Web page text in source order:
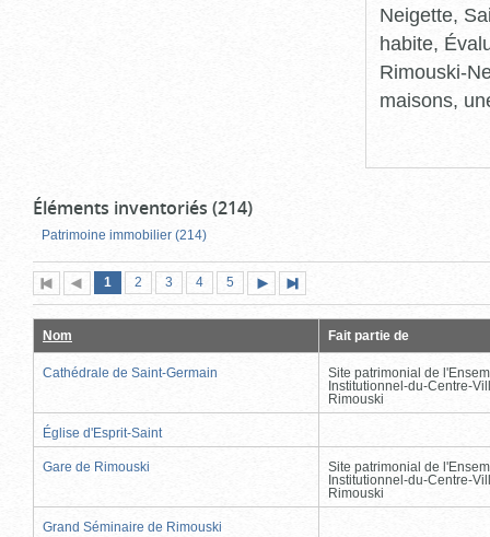
Neigette,
habite,
Rimouski-
maisons,
Éléments inventoriés (214)
Patrimoine immobilier (214)
Première
page
Page
précédente
Page
1 (page
actuelle)
Page
2 Page
3 Page
4 Page
5
suivante
page
Nom Fait partie de
Cathédrale de Saint-Germain
Site patrimonial de
Institutionnel-du-Centre-
Rimouski
Église d'Esprit-Saint
Gare de Rimouski
Site patrimonial de
Institutionnel-du-Centre-
Rimouski
Grand Séminaire de Rimouski